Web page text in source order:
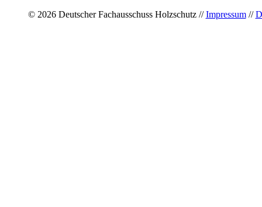
© 2026 Deutscher Fachausschuss Holzschutz //Impressum//